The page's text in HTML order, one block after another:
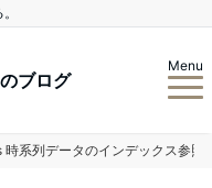
ブログ
Menu
時系列データのインデックス参照